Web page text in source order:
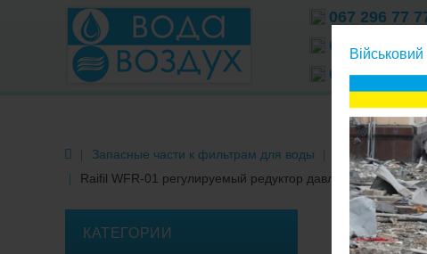
067 296 77
066 296 77 77
063 296 77
Запасные части к фильтрам для воды Фитинги к
Raifil WFR-01 регулируемый редуктор давления воды
КАТЕГОРИИ